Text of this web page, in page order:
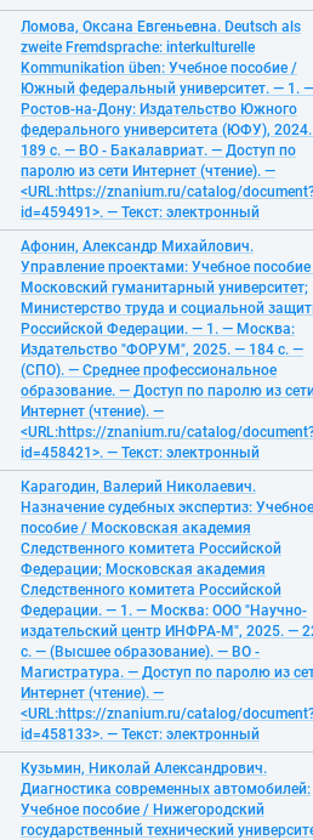
Ломова, Оксана Евгеньевна. Deutsch als
zweite Fremdsprache: interkulturelle
Kommunikation üben: Учебное пособие /
Южный федеральный университет. — 1. —
Ростов-на-Дону: Издательство Южного
федерального университета (ЮФУ),
189 с. — ВО - Бакалавриат. — Доступ по
паролю из сети Интернет (чтение). —
<URL:https://znanium.ru/catalog/
id=459491>. — Текст: электронный
Афонин, Александр Михайлович.
Управление проектами: Учебное
Московский гуманитарный университет;
Министерство труда и социальной
Российской Федерации. — 1. — Москва:
Издательство "ФОРУМ", 2025. — 184 с. —
(СПО). — Среднее профессиональное
образование. — Доступ по паролю из
Интернет (чтение). —
<URL:https://znanium.ru/catalog/
id=458421>. — Текст: электронный
Карагодин, Валерий Николаевич.
Назначение судебных экспертиз: Учебное
пособие / Московская академия
Следственного комитета Российской
Федерации; Московская академия
Следственного комитета Российской
Федерации. — 1. — Москва: ООО "Научно-
издательский центр ИНФРА-М", 2025. —
с. — (Высшее образование). — ВО -
Магистратура. — Доступ по паролю из
Интернет (чтение). —
<URL:https://znanium.ru/catalog/
id=458133>. — Текст: электронный
Кузьмин, Николай Александрович.
Диагностика современных автомобилей:
Учебное пособие / Нижегородский
государственный технический